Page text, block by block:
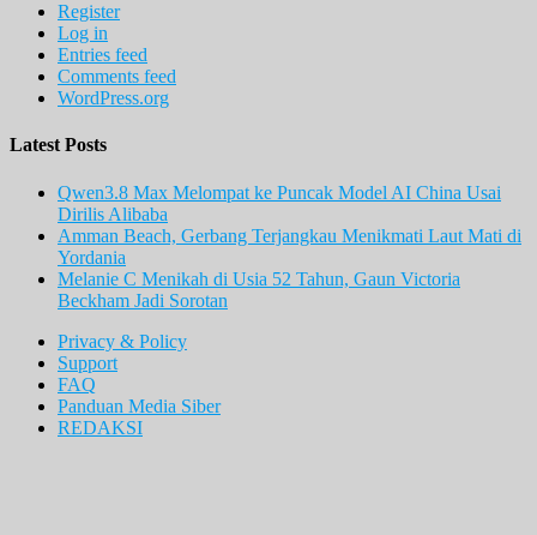
Register
Log in
Entries feed
Comments feed
WordPress.org
Latest Posts
Qwen3.8 Max Melompat ke Puncak Model AI China Usai
Dirilis Alibaba
Amman Beach, Gerbang Terjangkau Menikmati Laut Mati di
Yordania
Melanie C Menikah di Usia 52 Tahun, Gaun Victoria
Beckham Jadi Sorotan
Privacy & Policy
Support
FAQ
Panduan Media Siber
REDAKSI